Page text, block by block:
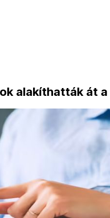
alakíthatták át